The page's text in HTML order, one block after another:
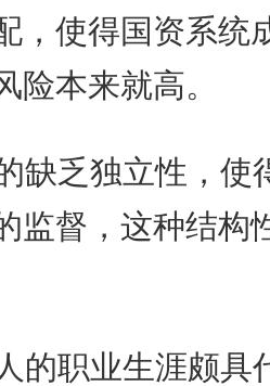
，使得国资系统
险本来就高。
缺乏独立性，使
监督，这种结构
的职业生涯颇具